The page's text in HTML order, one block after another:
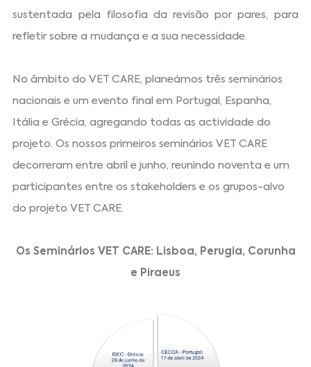
sustentada pela filosofia da revisão por pares, para
refletir sobre a mudança e a sua necessidade.
No âmbito do VET CARE, planeámos três seminários
nacionais e um evento final em Portugal, Espanha,
Itália e Grécia, agregando todas as actividade do
projeto. Os nossos primeiros seminários VET CARE
decorreram entre abril e junho, reunindo noventa e um
participantes entre os stakeholders e os grupos-alvo
do projeto VET CARE.
Os Seminários VET CARE: Lisboa, Perugia, Corunha
e Piraeus